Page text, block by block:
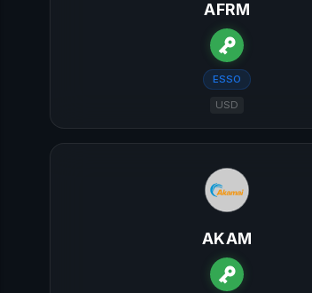
AFRM
ESSO
USD
AKAM